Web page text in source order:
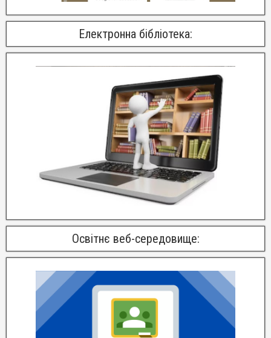
Електронна бібліотека:
Освітнє веб-середовище: